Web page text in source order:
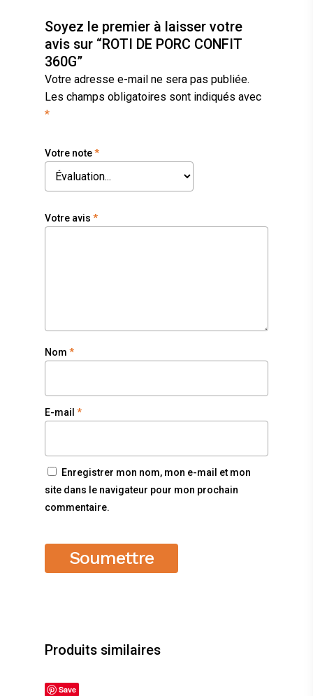
Soyez le premier à laisser votre
avis sur “ROTI DE PORC CONFIT
360G”
Votre adresse e-mail ne sera pas publiée.
Les champs obligatoires sont indiqués avec
*
Votre note*
Votre avis *
Nom *
E-mail *
Enregistrer mon nom, mon e-mail et mon
site dans le navigateur pour mon prochain
commentaire.
Produits similaires
Save